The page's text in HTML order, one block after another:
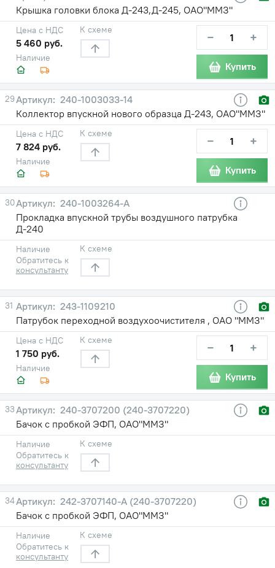
Крышка головки блока Д-243,Д-245, ОАО"ММЗ"
Наличие
Цена с НДС
5 460 руб.
К схеме − +
Купить
29
240-1003033-14
Коллектор впускной нового образца Д-243, ОАО"ММЗ"
Наличие
Цена с НДС
7 824 руб.
К схеме − +
Купить
30
240-1003264-А
Прокладка впускной трубы воздушного патрубка
Д-240
Наличие
Обратитесь к
консультанту
К схеме
31
243-1109210
Патрубок переходной воздухоочистителя , ОАО "ММЗ"
Наличие
Цена с НДС
1 750 руб.
К схеме − +
Купить
33
240-3707200 (240-3707220)
Бачок с пробкой ЭФП, ОАО"ММЗ"
Наличие
Обратитесь к
консультанту
К схеме
34
242-3707140-А (240-3707220)
Бачок с пробкой ЭФП, ОАО"ММЗ"
Наличие
Обратитесь к
консультанту
К схеме